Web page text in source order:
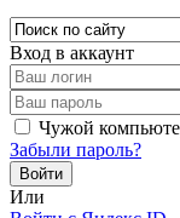
Вход в аккаунт
Чужой
Забыли пароль?
Или